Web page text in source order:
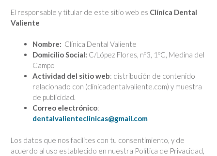
El responsable y titular de este sitio web es Clínica Dental
Valiente
Nombre: Clínica Dental Valiente
Domicilio Social: C/López Flores, nº3, 1ºC, Medina del
Campo
Actividad del sitio web: distribución de contenido
relacionado con (clinicadentalvaliente.com) y muestra
de publicidad.
Correo electrónico:
dentalvalienteclinicas@gmail.com
Los datos que nos facilites con tu consentimiento, y de
acuerdo al uso establecido en nuestra Política de Privacidad,